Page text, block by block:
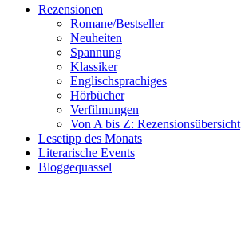
Rezensionen
Romane/Bestseller
Neuheiten
Spannung
Klassiker
Englischsprachiges
Hörbücher
Verfilmungen
Von A bis Z: Rezensionsübersicht
Lesetipp des Monats
Literarische Events
Bloggequassel